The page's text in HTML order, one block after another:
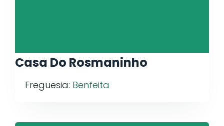
Casa Do Rosmaninho
Freguesia: Benfeita